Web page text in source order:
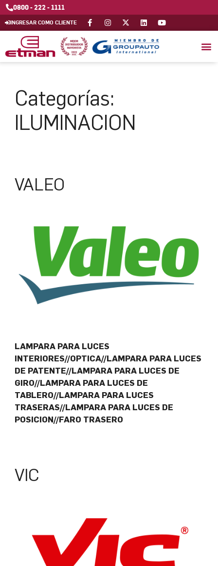
0800 - 222 - 1111
INGRESAR COMO CLIENTE
Categorías:
ILUMINACION
VALEO
LAMPARA PARA LUCES
INTERIORES//OPTICA//LAMPARA PARA LUCES
DE PATENTE//LAMPARA PARA LUCES DE
GIRO//LAMPARA PARA LUCES DE
TABLERO//LAMPARA PARA LUCES
TRASERAS//LAMPARA PARA LUCES DE
POSICION//FARO TRASERO
VIC